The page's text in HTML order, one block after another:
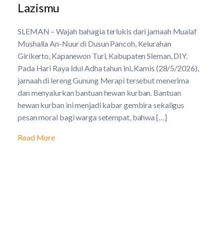
Lazismu
SLEMAN – Wajah bahagia terlukis dari jamaah Mualaf
Mushalla An-Nuur di Dusun Pancoh, Kelurahan
Girikerto, Kapanewon Turi, Kabupaten Sleman, DIY.
Pada Hari Raya Idul Adha tahun ini, Kamis (28/5/2026),
jamaah di lereng Gunung Merapi tersebut menerima
dan menyalurkan bantuan hewan kurban. Bantuan
hewan kurban ini menjadi kabar gembira sekaligus
pesan moral bagi warga setempat, bahwa […]
Read More